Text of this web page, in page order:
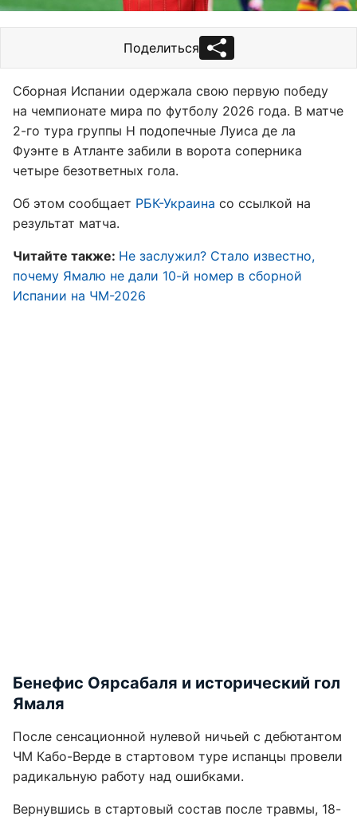
Поделиться
Сборная Испании одержала свою первую победу
на чемпионате мира по футболу 2026 года. В матче
2-го тура группы H подопечные Луиса де ла
Фуэнте в Атланте забили в ворота соперника
четыре безответных гола.
Об этом сообщает РБК-Украина со ссылкой на
результат матча.
Читайте также: Не заслужил? Стало известно,
почему Ямалю не дали 10-й номер в сборной
Испании на ЧМ-2026
Бенефис Оярсабаля и исторический гол
Ямаля
После сенсационной нулевой ничьей с дебютантом
ЧМ Кабо-Верде в стартовом туре испанцы провели
радикальную работу над ошибками.
Вернувшись в стартовый состав после травмы, 18-